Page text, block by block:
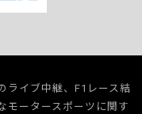
ライブ中継、F1レース結
モータースポーツに関す